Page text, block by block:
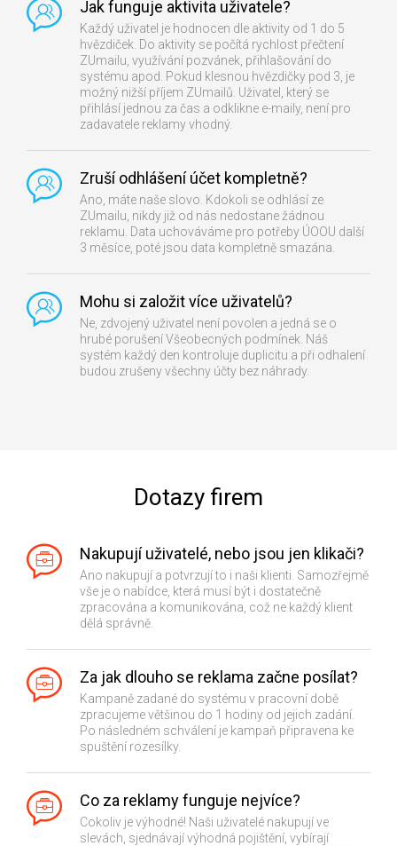
Jak funguje aktivita uživatele?
Každý uživatel je hodnocen dle aktivity od 1 do 5
hvězdiček. Do aktivity se počítá rychlost přečtení
ZUmailu, využívání pozvánek, přihlašování do
systému apod. Pokud klesnou hvězdičky pod 3, je
možný nižší příjem ZUmailů. Uživatel, který se
přihlásí jednou za čas a odklikne e-maily, není pro
zadavatele reklamy vhodný.
Zruší odhlášení účet kompletně?
Ano, máte naše slovo. Kdokoli se odhlásí ze
ZUmailu, nikdy již od nás nedostane žádnou
reklamu. Data uchováváme pro potřeby ÚOOU další
3 měsíce, poté jsou data kompletně smazána.
Mohu si založit více uživatelů?
Ne, zdvojený uživatel není povolen a jedná se o
hrubé porušení Všeobecných podmínek. Náš
systém každý den kontroluje duplicitu a při odhalení
budou zrušeny všechny účty bez náhrady.
Dotazy firem
Nakupují uživatelé, nebo jsou jen klikači?
Ano nakupují a potvrzují to i naši klienti. Samozřejmě
vše je o nabídce, která musí být i dostatečně
zpracována a komunikována, což ne každý klient
dělá správně.
Za jak dlouho se reklama začne posílat?
Kampaně zadané do systému v pracovní době
zpracujeme většinou do 1 hodiny od jejich zadání.
Po následném schválení je kampaň připravena ke
spuštění rozesílky.
Co za reklamy funguje nejvíce?
Cokoliv je výhodné! Naši uživatelé nakupují ve
slevách, sjednávají výhodná pojištění, vybírají